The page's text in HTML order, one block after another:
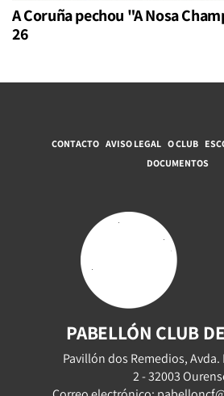
A Coruña pechou "A Nosa
26
CONTACTO AVISO LEGAL O CLUB
DOCUMENTOS
PABELLÓN CLUB
Pavillón dos Remedios, Avda.
2 - 32003